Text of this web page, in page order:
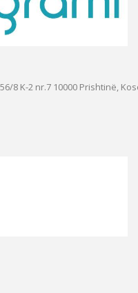
8 K-2 nr.7 10000 Prishtinë,